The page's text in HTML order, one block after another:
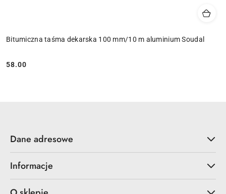
Bitumiczna taśma dekarska 100 mm/10 m aluminium Soudal
Cena:
58.00
Dane adresowe
Informacje